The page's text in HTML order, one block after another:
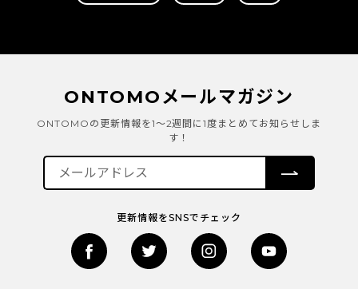
ONTOMOメールマガジン
ONTOMOの更新情報を1～2週間に1度まとめてお知らせしま
す！
更新情報をSNSでチェック